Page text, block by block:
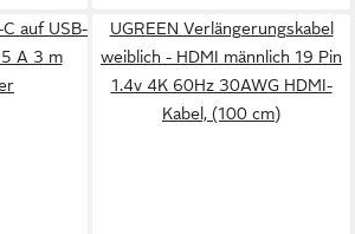
auf USB-
A 3 m
UGREEN Verlängerungskabel
weiblich - HDMI männlich 19 Pin
1.4v 4K 60Hz 30AWG HDMI-
Kabel, (100 cm)